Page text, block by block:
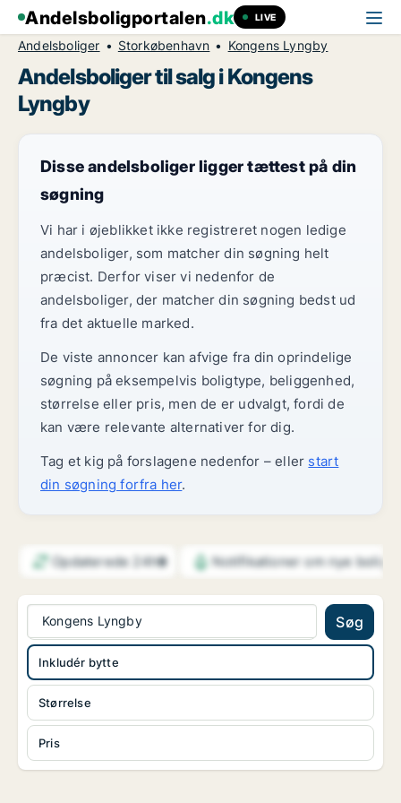
Andelsboligportalen.dk LIVE
Andelsboliger Storkøbenhavn Kongens Lyngby
Andelsboliger til salg i Kongens
Lyngby
Disse andelsboliger ligger tættest på din
søgning
Vi har i øjeblikket ikke registreret nogen ledige
andelsboliger, som matcher din søgning helt
præcist. Derfor viser vi nedenfor de
andelsboliger, der matcher din søgning bedst ud
fra det aktuelle marked.
De viste annoncer kan afvige fra din oprindelige
søgning på eksempelvis boligtype, beliggenhed,
størrelse eller pris, men de er udvalgt, fordi de
kan være relevante alternativer for dig.
Tag et kig på forslagene nedenfor – eller start
din søgning forfra her.
Opdaterede 24h9 Notifikationer om nye
Kongens Lyngby Søg
Størrelse
Pris
Inkludér bytte